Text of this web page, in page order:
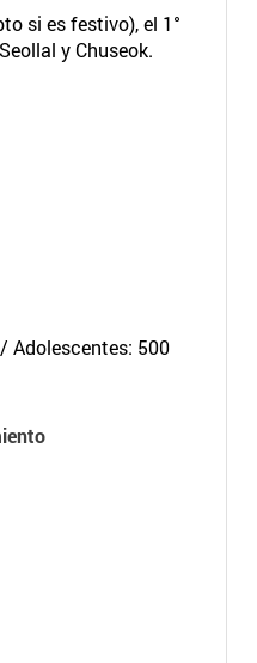
si es festivo), el 1°
y Chuseok.
Adolescentes: 500